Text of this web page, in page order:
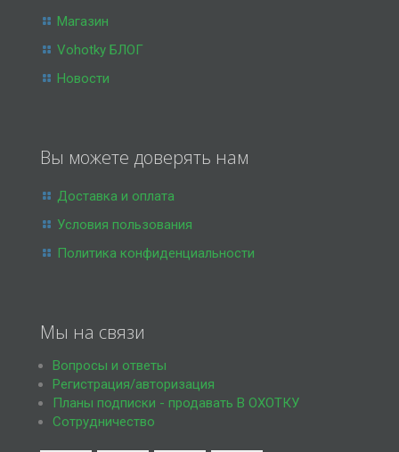
Магазин
Vohotky БЛОГ
Новости
Вы можете доверять нам
Доставка и оплата
Условия пользования
Политика конфиденциальности
Мы на связи
Вопросы и ответы
Регистрация/авторизация
Планы подписки - продавать В ОХОТКУ
Сотрудничество